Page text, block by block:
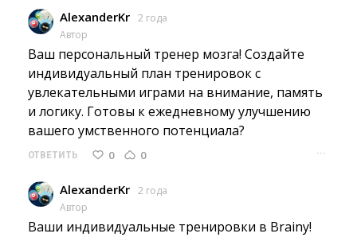
AlexanderKr 2 года
Автор
Ваш персональный тренер мозга! Создайте
индивидуальный план тренировок с
увлекательными играми на внимание, память
и логику. Готовы к ежедневному улучшению
вашего умственного потенциала?
ОТВЕТИТЬ 0 0 ···
AlexanderKr 2 года
Автор
Ваши индивидуальные тренировки в Brainy!